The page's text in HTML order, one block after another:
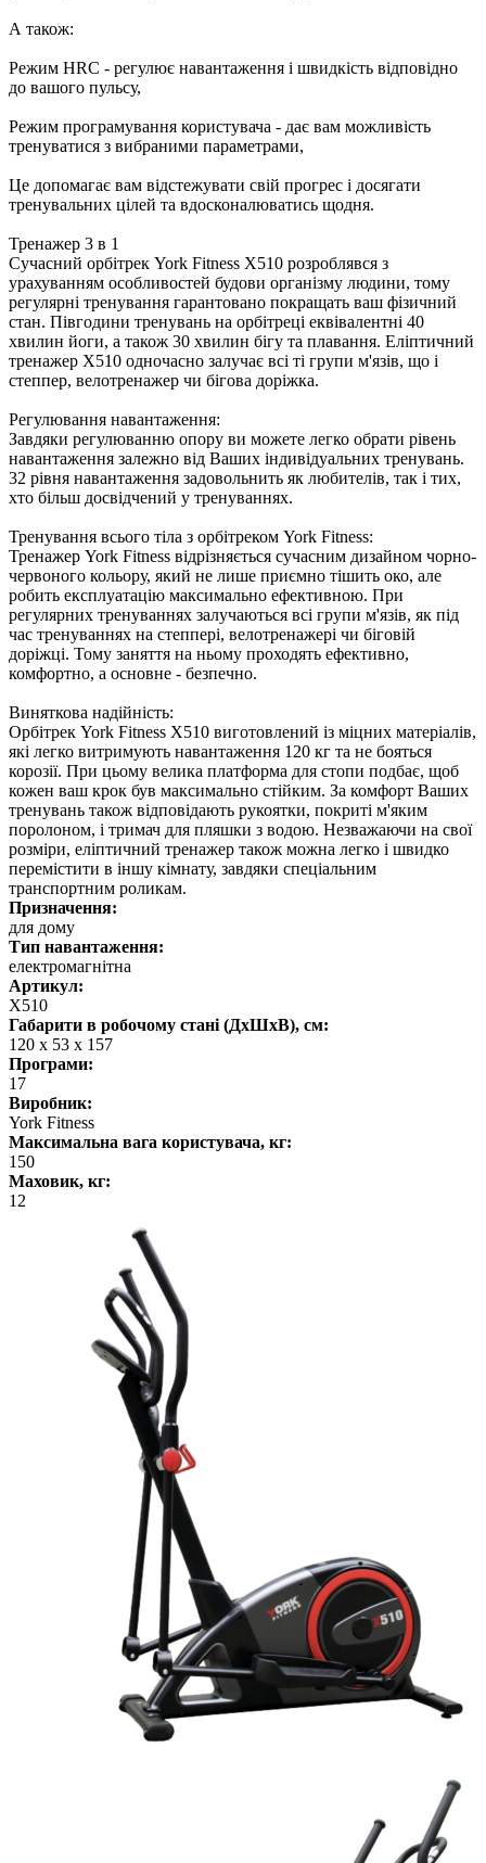
А також:
Режим HRC - регулює навантаження і швидкість відповідно
до вашого пульсу,
Режим програмування користувача - дає вам можливість
тренуватися з вибраними параметрами,
Це допомагає вам відстежувати свій прогрес і досягати
тренувальних цілей та вдосконалюватись щодня.
Тренажер 3 в 1
Сучасний орбітрек York Fitness X510 розроблявся з
урахуванням особливостей будови організму людини, тому
регулярні тренування гарантовано покращать ваш фізичний
стан. Півгодини тренувань на орбітреці еквівалентні 40
хвилин йоги, а також 30 хвилин бігу та плавання. Еліптичний
тренажер X510 одночасно залучає всі ті групи м'язів, що і
степпер, велотренажер чи бігова доріжка.
Регулювання навантаження:
Завдяки регулюванню опору ви можете легко обрати рівень
навантаження залежно від Ваших індивідуальних тренувань.
32 рівня навантаження задовольнить як любителів, так і тих,
хто більш досвідчений у тренуваннях.
Тренування всього тіла з орбітреком York Fitness:
Тренажер York Fitness відрізняється сучасним дизайном чорно-
червоного кольору, який не лише приємно тішить око, але
робить експлуатацію максимально ефективною. При
регулярних тренуваннях залучаються всі групи м'язів, як під
час тренуваннях на степпері, велотренажері чи біговій
доріжці. Тому заняття на ньому проходять ефективно,
комфортно, а основне - безпечно.
Виняткова надійність:
Орбітрек York Fitness X510 виготовлений із міцних матеріалів,
які легко витримують навантаження 120 кг та не бояться
корозії. При цьому велика платформа для стопи подбає, щоб
кожен ваш крок був максимально стійким. За комфорт Ваших
тренувань також відповідають рукоятки, покриті м'яким
поролоном, і тримач для пляшки з водою. Незважаючи на свої
розміри, еліптичний тренажер також можна легко і швидко
перемістити в іншу кімнату, завдяки спеціальним
транспортним роликам.
Призначення:
для дому
Тип навантаження:
електромагнітна
Артикул:
X510
Габарити в робочому стані (ДхШхВ), см:
120 х 53 х 157
Програми:
17
Виробник:
York Fitness
Максимальна вага користувача, кг:
150
Маховик, кг:
12